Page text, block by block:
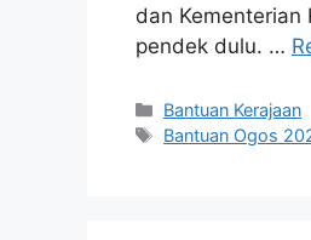
dan
pendek dulu. …
Categories
Bantuan Kerajaan
Tags
Bantuan Ogos